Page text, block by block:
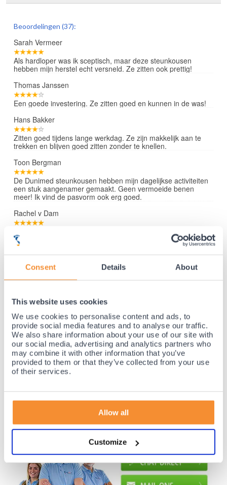
Consent Details About
This website uses cookies
We use cookies to personalise content and ads, to
provide social media features and to analyse our traffic.
We also share information about your use of our site with
our social media, advertising and analytics partners who
may combine it with other information that you’ve
provided to them or that they’ve collected from your use
of their services.
Allow all
Customize
Beoordelingen (37):
Sarah Vermeer
Als hardloper was ik sceptisch, maar deze steunkousen
hebben mijn herstel echt versneld. Ze zitten ook prettig!
Thomas Janssen
Een goede investering. Ze zitten goed en kunnen in de was!
Hans Bakker
Zitten goed tijdens lange werkdag. Ze zijn makkelijk aan te
trekken en blijven goed zitten zonder te knellen.
Toon Bergman
De Dunimed steunkousen hebben mijn dagelijkse activiteiten
een stuk aangenamer gemaakt. Geen vermoeide benen
meer! Ik vind de pasvorm ook erg goed.
Rachel v Dam
Ik draag ze dagelijks en merk een groot verschil in de zwelling
van mijn benen. De kousen zijn bovendien mooi en niet te
zwaar.
Lees verder »
Nr.1 in Benelux en Duitsland!
Gratis verzending vanaf €50,-
Voor 23:00 besteld, morgen thuis!
Gratis retourneren en 14 dagen uitproberen!
Achteraf betalen mogelijk! Nergens goedkoper!